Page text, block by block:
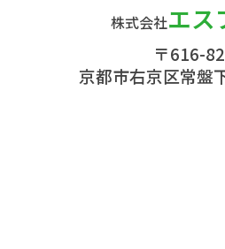
グ・会社比較
九州のハウスクリーニング
株式会社エス
〒616-
京都市右京区常盤